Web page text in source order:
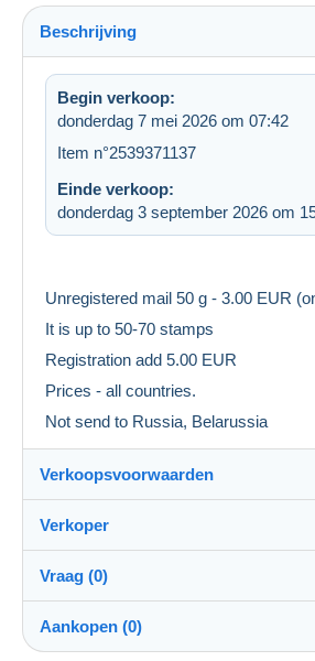
Beschrijving
Begin verkoop:
donderdag 7 mei 2026 om 07:42
Item n°2539371137
Einde verkoop:
donderdag 3 september 2026 om
Unregistered mail 50 g - 3.00 EUR
It is up to 50-70 stamps
Registration add 5.00 EUR
Prices - all countries.
Not send to Russia, Belarussia
Verkoopsvoorwaarden
Bestemming:
Zie de lijst van landen
Verzending:
Verzending na betaling
Verkoper
julius10100%
Winkel
Vraag (0)
Aankopen (0)